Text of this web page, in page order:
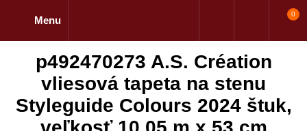
Menu
0
p492470273 A.S. Création
vliesová tapeta na stenu
Styleguide Colours 2024 štuk,